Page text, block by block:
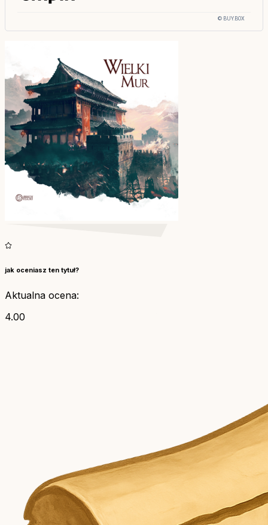
© BUY.BOX
jak oceniasz ten tytuł?
Aktualna ocena:
4.00